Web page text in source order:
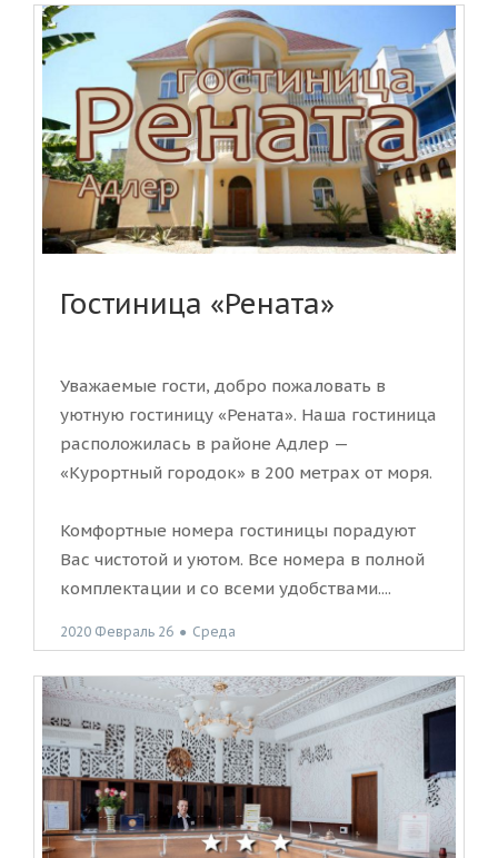
Гостиница «Рената»
Уважаемые гости, добро пожаловать в
уютную гостиницу «Рената». Наша гостиница
расположилась в районе Адлер —
«Курортный городок» в 200 метрах от моря.
Комфортные номера гостиницы порадуют
Вас чистотой и уютом. Все номера в полной
комплектации и со всеми удобствами....
2020 Февраль 26 ● Среда